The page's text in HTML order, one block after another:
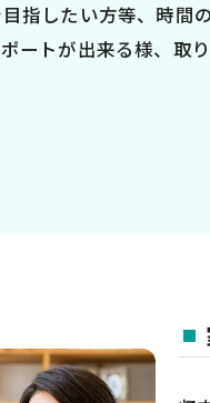
指したい方等、時間
ートが出来る様、取り